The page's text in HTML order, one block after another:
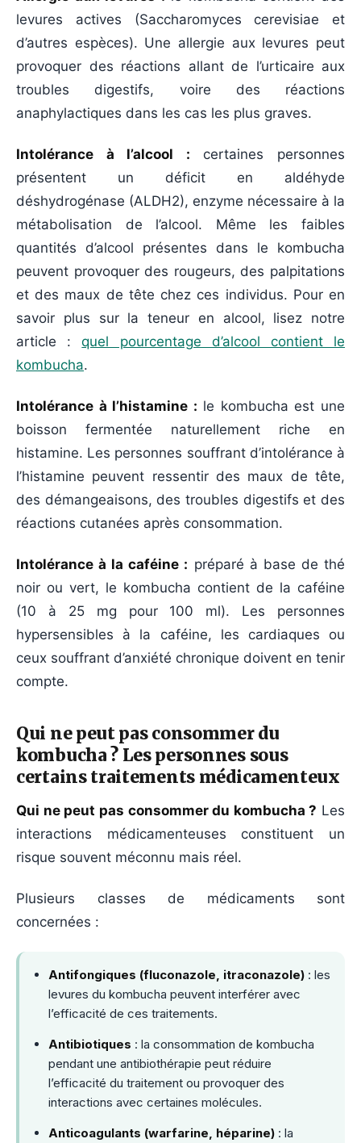
levures actives (Saccharomyces cerevisiae et
d’autres espèces). Une allergie aux levures peut
provoquer des réactions allant de l’urticaire aux
troubles digestifs, voire des réactions
anaphylactiques dans les cas les plus graves.
Intolérance à l’alcool : certaines personnes
présentent un déficit en aldéhyde
déshydrogénase (ALDH2), enzyme nécessaire à la
métabolisation de l’alcool. Même les faibles
quantités d’alcool présentes dans le kombucha
peuvent provoquer des rougeurs, des palpitations
et des maux de tête chez ces individus. Pour en
savoir plus sur la teneur en alcool, lisez notre
article :quel pourcentage d’alcool contient le
kombucha.
Intolérance à l’histamine : le kombucha est une
boisson fermentée naturellement riche en
histamine. Les personnes souffrant d’intolérance à
l’histamine peuvent ressentir des maux de tête,
des démangeaisons, des troubles digestifs et des
réactions cutanées après consommation.
Intolérance à la caféine : préparé à base de thé
noir ou vert, le kombucha contient de la caféine
(10 à 25 mg pour 100 ml). Les personnes
hypersensibles à la caféine, les cardiaques ou
ceux souffrant d’anxiété chronique doivent en tenir
compte.
Qui ne peut pas consommer du
kombucha ? Les personnes sous
certains traitements médicamenteux
Qui ne peut pas consommer du kombucha ? Les
interactions médicamenteuses constituent un
risque souvent méconnu mais réel.
Plusieurs classes de médicaments sont
concernées :
Antifongiques (fluconazole, itraconazole) : les
levures du kombucha peuvent interférer avec
l’efficacité de ces traitements.
Antibiotiques : la consommation de kombucha
pendant une antibiothérapie peut réduire
l’efficacité du traitement ou provoquer des
interactions avec certaines molécules.
Anticoagulants (warfarine, héparine) : la